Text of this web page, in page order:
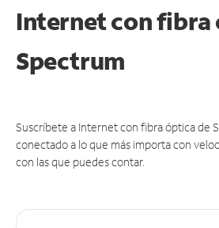
Internet con fibra
Spectrum
Suscríbete a Internet con fibra óptica de
conectado a lo que más importa con
con las que puedes contar.